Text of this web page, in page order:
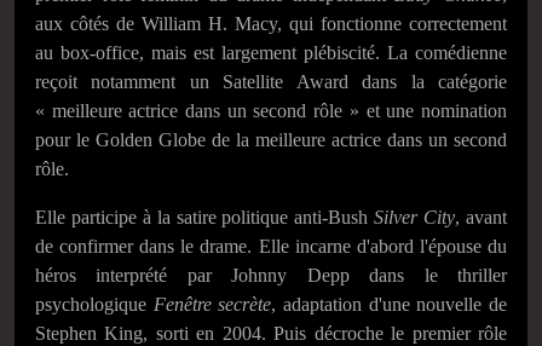
aux côtés de William H. Macy, qui fonctionne correctement
au box-office, mais est largement plébiscité. La comédienne
reçoit notamment un Satellite Award dans la catégorie
« meilleure actrice dans un second rôle » et une nomination
pour le Golden Globe de la meilleure actrice dans un second
rôle.
Elle participe à la satire politique anti-BushSilver City, avant
de confirmer dans le drame. Elle incarne d'abord l'épouse du
héros interprété par Johnny Depp dans le thriller
psychologique Fenêtre secrète, adaptation d'une nouvelle de
Stephen King, sorti en 2004. Puis décroche le premier rôle